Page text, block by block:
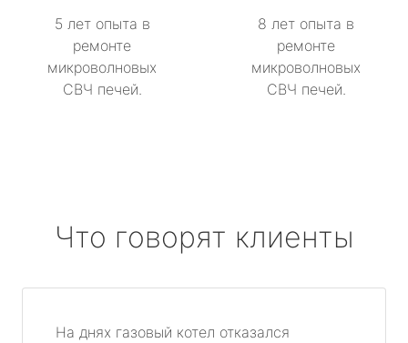
5 лет опыта в
ремонте
микроволновых
СВЧ печей.
8 лет опыта в
ремонте
микроволновых
СВЧ печей.
Что говорят клиенты
На днях газовый котел отказался